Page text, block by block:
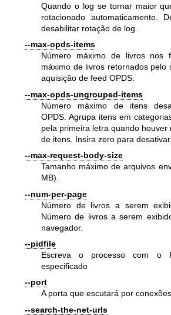
Quando o log se tornar maior
rotacionado automaticamente.
desabilitar rotação de log.
--max-opds-items
Número máximo de livros nos
máximo de livros retornados pelo
aquisição de feed OPDS.
--max-opds-ungrouped-items
Número máximo de itens
OPDS. Agrupa itens em
pela primeira letra quando
de itens. Insira zero para desativar.
--max-request-body-size
Tamanho máximo de arquivos
MB).
--num-per-page
Número de livros a serem
Número de livros a serem
navegador.
--pidfile
Escreva o processo com o
especificado
--port
A porta que escutará por
--search-the-net-urls